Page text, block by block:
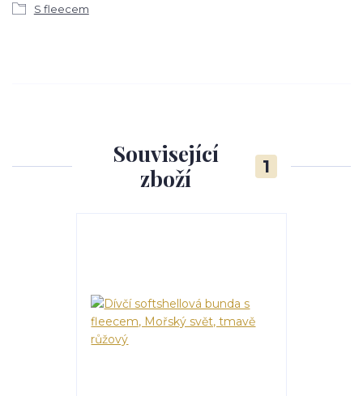
S fleecem
Související
zboží
1